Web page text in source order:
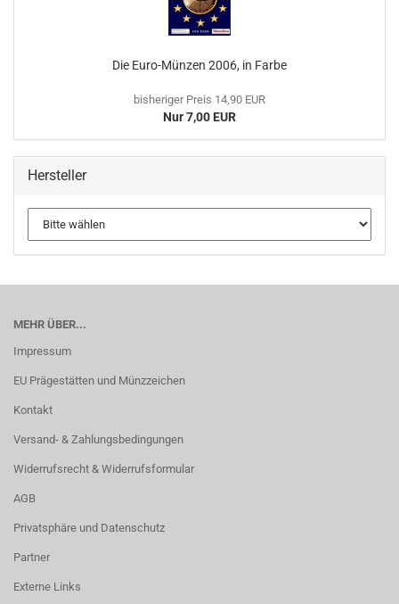
Die Euro-​Münzen 2006, in Farbe
bisheriger Preis 14,90 EUR
Nur 7,00 EUR
Hersteller
MEHR ÜBER...
Impressum
EU Prägestätten und Münzzeichen
Kontakt
Versand- & Zahlungsbedingungen
Widerrufsrecht & Widerrufsformular
AGB
Privatsphäre und Datenschutz
Partner
Externe Links